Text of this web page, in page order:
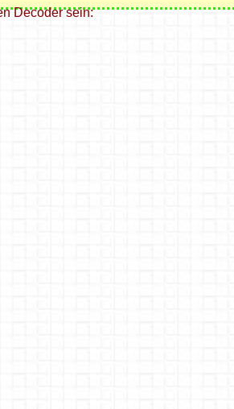
Decoder sein: